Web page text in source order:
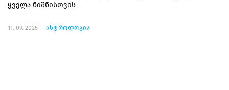
ყველა ნიშნისთვის
11. 09. 2025 ასტროლოგია